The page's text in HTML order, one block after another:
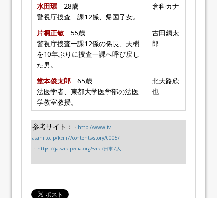
水田環 28歳
警視庁捜査一課12係、帰国子女。
倉科カナ
片桐正敏 55歳
警視庁捜査一課12係の係長、天樹
を10年ぶりに捜査一課へ呼び戻し
た男。
吉田鋼太
郎
堂本俊太郎 65歳
法医学者、東都大学医学部の法医
学教室教授。
北大路欣
也
参考サイト： ・ http://www.tv-
asahi.co.jp/keiji7/contents/story/0005/
・ https://ja.wikipedia.org/wiki/刑事7人